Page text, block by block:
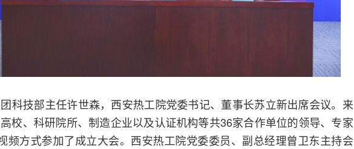
科技部主任许世森，西安热工院党委书记、董事长苏立新出席会议。来
校、科研院所、制造企业以及认证机构等共36家合作单位的领导、专家
频方式参加了成立大会。西安热工院党委委员、副总经理曾卫东主持会